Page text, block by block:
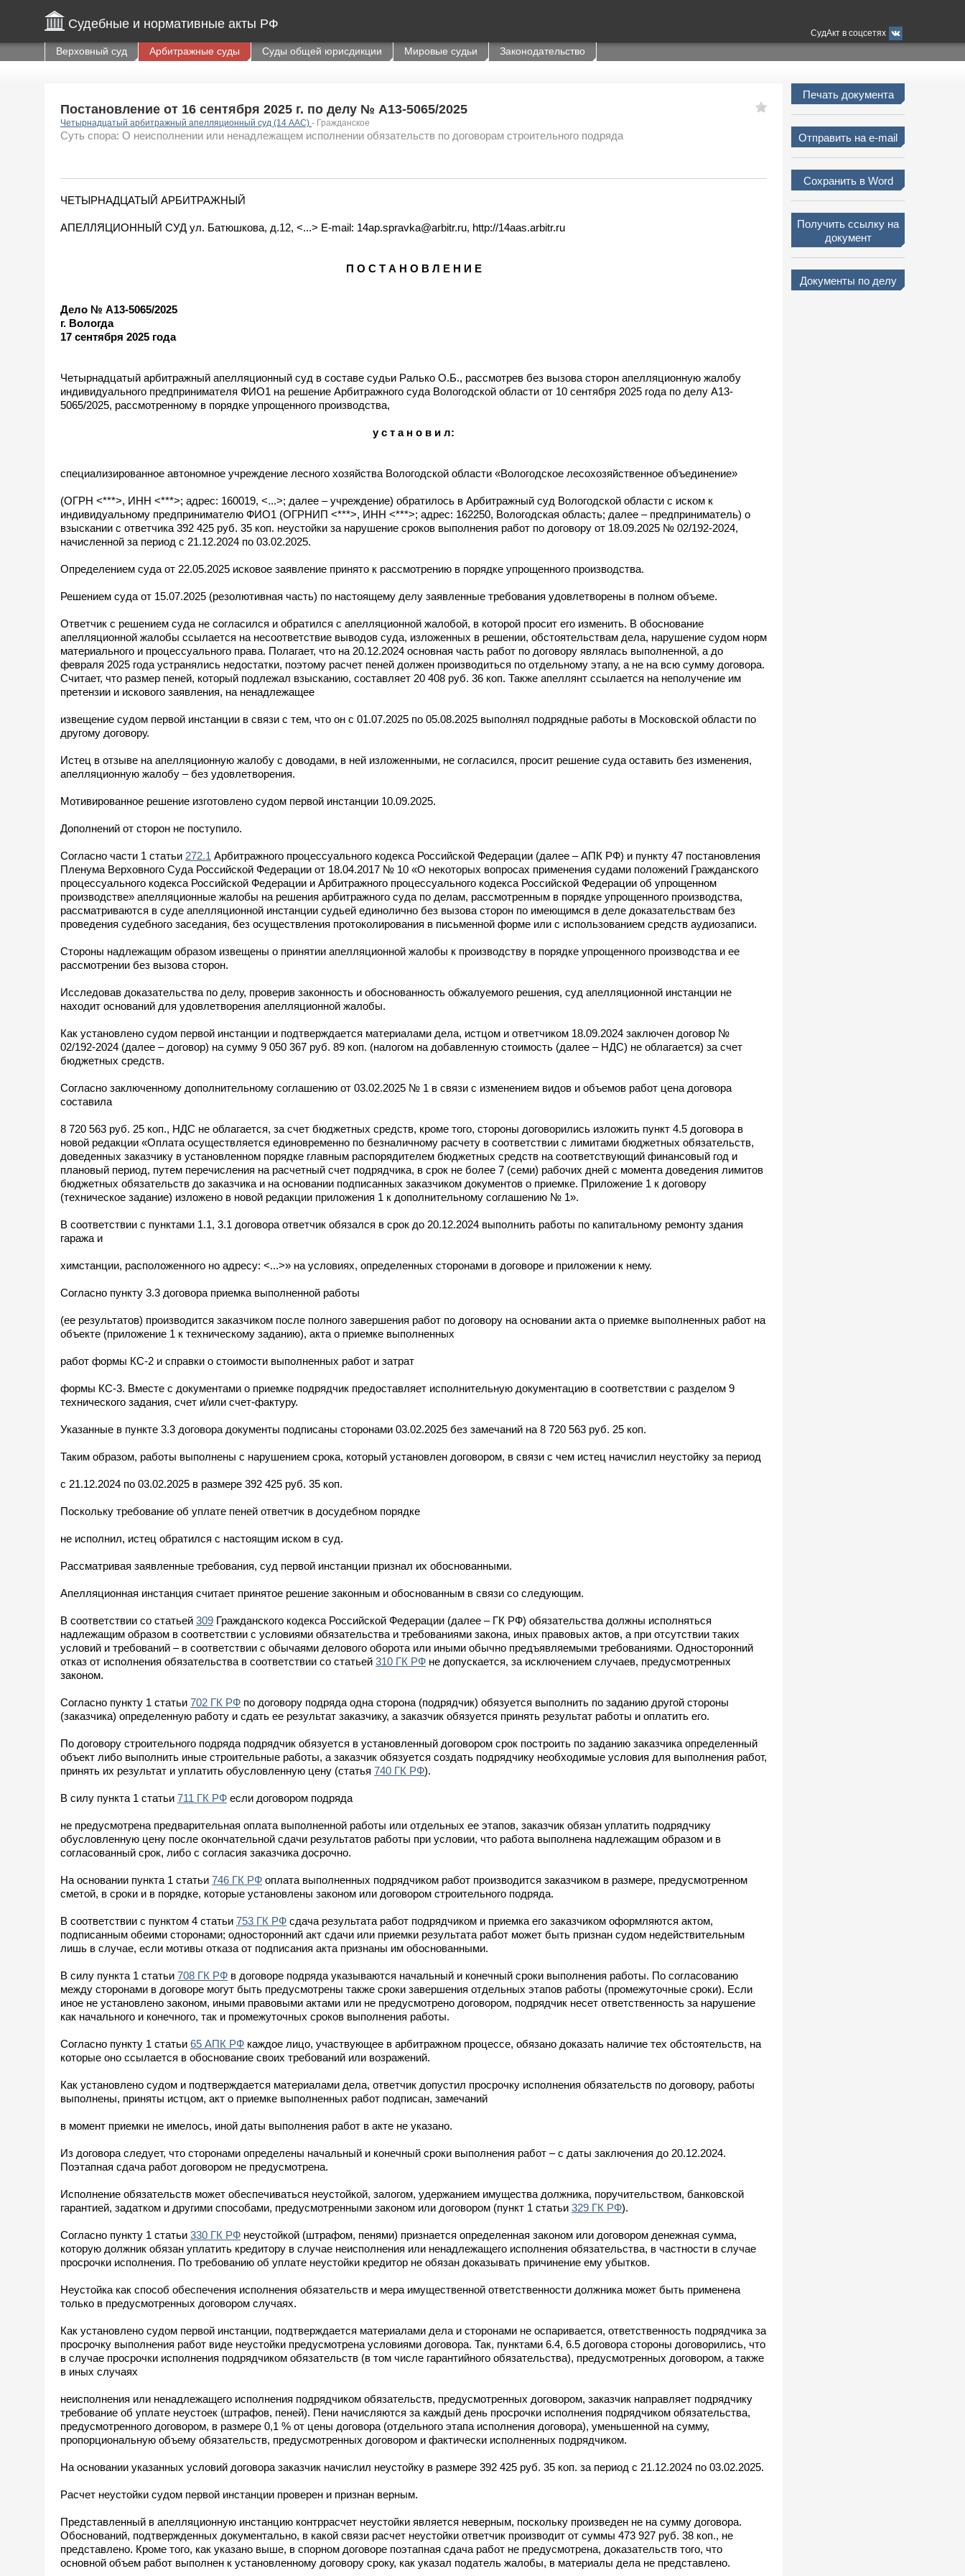
Судебные и нормативные акты РФ
СудАкт в соцсетях
Верховный суд Арбитражные суды Суды общей юрисдикции Мировые судьи Законодательство
Постановление от 16 сентября 2025 г. по делу № А13-5065/2025
Четырнадцатый арбитражный апелляционный суд (14 ААС) - Гражданское
Суть спора: О неисполнении или ненадлежащем исполнении обязательств по договорам строительного подряда
ЧЕТЫРНАДЦАТЫЙ АРБИТРАЖНЫЙ
АПЕЛЛЯЦИОННЫЙ СУД ул. Батюшкова, д.12, <...> E-mail: 14ap.spravka@arbitr.ru, http://14aas.arbitr.ru
П О С Т А Н О В Л Е Н И Е
Дело № А13-5065/2025
г. Вологда
17 сентября 2025 года
Четырнадцатый арбитражный апелляционный суд в составе судьи Ралько О.Б., рассмотрев без вызова сторон апелляционную жалобу
индивидуального предпринимателя ФИО1 на решение Арбитражного суда Вологодской области от 10 сентября 2025 года по делу А13-
5065/2025, рассмотренному в порядке упрощенного производства,
у с т а н о в и л:
специализированное автономное учреждение лесного хозяйства Вологодской области «Вологодское лесохозяйственное объединение»
(ОГРН <***>, ИНН <***>; адрес: 160019, <...>; далее – учреждение) обратилось в Арбитражный суд Вологодской области с иском к
индивидуальному предпринимателю ФИО1 (ОГРНИП <***>, ИНН <***>; адрес: 162250, Вологодская область; далее – предприниматель) о
взыскании с ответчика 392 425 руб. 35 коп. неустойки за нарушение сроков выполнения работ по договору от 18.09.2025 № 02/192-2024,
начисленной за период с 21.12.2024 по 03.02.2025.
Определением суда от 22.05.2025 исковое заявление принято к рассмотрению в порядке упрощенного производства.
Решением суда от 15.07.2025 (резолютивная часть) по настоящему делу заявленные требования удовлетворены в полном объеме.
Ответчик с решением суда не согласился и обратился с апелляционной жалобой, в которой просит его изменить. В обоснование
апелляционной жалобы ссылается на несоответствие выводов суда, изложенных в решении, обстоятельствам дела, нарушение судом норм
материального и процессуального права. Полагает, что на 20.12.2024 основная часть работ по договору являлась выполненной, а до
февраля 2025 года устранялись недостатки, поэтому расчет пеней должен производиться по отдельному этапу, а не на всю сумму договора.
Считает, что размер пеней, который подлежал взысканию, составляет 20 408 руб. 36 коп. Также апеллянт ссылается на неполучение им
претензии и искового заявления, на ненадлежащее
извещение судом первой инстанции в связи с тем, что он с 01.07.2025 по 05.08.2025 выполнял подрядные работы в Московской области по
другому договору.
Истец в отзыве на апелляционную жалобу с доводами, в ней изложенными, не согласился, просит решение суда оставить без изменения,
апелляционную жалобу – без удовлетворения.
Мотивированное решение изготовлено судом первой инстанции 10.09.2025.
Дополнений от сторон не поступило.
Согласно части 1 статьи 272.1 Арбитражного процессуального кодекса Российской Федерации (далее – АПК РФ) и пункту 47 постановления
Пленума Верховного Суда Российской Федерации от 18.04.2017 № 10 «О некоторых вопросах применения судами положений Гражданского
процессуального кодекса Российской Федерации и Арбитражного процессуального кодекса Российской Федерации об упрощенном
производстве» апелляционные жалобы на решения арбитражного суда по делам, рассмотренным в порядке упрощенного производства,
рассматриваются в суде апелляционной инстанции судьей единолично без вызова сторон по имеющимся в деле доказательствам без
проведения судебного заседания, без осуществления протоколирования в письменной форме или с использованием средств аудиозаписи.
Стороны надлежащим образом извещены о принятии апелляционной жалобы к производству в порядке упрощенного производства и ее
рассмотрении без вызова сторон.
Исследовав доказательства по делу, проверив законность и обоснованность обжалуемого решения, суд апелляционной инстанции не
находит оснований для удовлетворения апелляционной жалобы.
Как установлено судом первой инстанции и подтверждается материалами дела, истцом и ответчиком 18.09.2024 заключен договор №
02/192-2024 (далее – договор) на сумму 9 050 367 руб. 89 коп. (налогом на добавленную стоимость (далее – НДС) не облагается) за счет
бюджетных средств.
Согласно заключенному дополнительному соглашению от 03.02.2025 № 1 в связи с изменением видов и объемов работ цена договора
составила
8 720 563 руб. 25 коп., НДС не облагается, за счет бюджетных средств, кроме того, стороны договорились изложить пункт 4.5 договора в
новой редакции «Оплата осуществляется единовременно по безналичному расчету в соответствии с лимитами бюджетных обязательств,
доведенных заказчику в установленном порядке главным распорядителем бюджетных средств на соответствующий финансовый год и
плановый период, путем перечисления на расчетный счет подрядчика, в срок не более 7 (семи) рабочих дней с момента доведения лимитов
бюджетных обязательств до заказчика и на основании подписанных заказчиком документов о приемке. Приложение 1 к договору
(техническое задание) изложено в новой редакции приложения 1 к дополнительному соглашению № 1».
В соответствии с пунктами 1.1, 3.1 договора ответчик обязался в срок до 20.12.2024 выполнить работы по капитальному ремонту здания
гаража и
химстанции, расположенного но адресу: <...>» на условиях, определенных сторонами в договоре и приложении к нему.
Согласно пункту 3.3 договора приемка выполненной работы
(ее результатов) производится заказчиком после полного завершения работ по договору на основании акта о приемке выполненных работ на
объекте (приложение 1 к техническому заданию), акта о приемке выполненных
работ формы КС-2 и справки о стоимости выполненных работ и затрат
формы КС-3. Вместе с документами о приемке подрядчик предоставляет исполнительную документацию в соответствии с разделом 9
технического задания, счет и/или счет-фактуру.
Указанные в пункте 3.3 договора документы подписаны сторонами 03.02.2025 без замечаний на 8 720 563 руб. 25 коп.
Таким образом, работы выполнены с нарушением срока, который установлен договором, в связи с чем истец начислил неустойку за период
с 21.12.2024 по 03.02.2025 в размере 392 425 руб. 35 коп.
Поскольку требование об уплате пеней ответчик в досудебном порядке
не исполнил, истец обратился с настоящим иском в суд.
Рассматривая заявленные требования, суд первой инстанции признал их обоснованными.
Апелляционная инстанция считает принятое решение законным и обоснованным в связи со следующим.
В соответствии со статьей 309 Гражданского кодекса Российской Федерации (далее – ГК РФ) обязательства должны исполняться
надлежащим образом в соответствии с условиями обязательства и требованиями закона, иных правовых актов, а при отсутствии таких
условий и требований – в соответствии с обычаями делового оборота или иными обычно предъявляемыми требованиями. Односторонний
отказ от исполнения обязательства в соответствии со статьей 310 ГК РФ не допускается, за исключением случаев, предусмотренных
законом.
Согласно пункту 1 статьи 702 ГК РФ по договору подряда одна сторона (подрядчик) обязуется выполнить по заданию другой стороны
(заказчика) определенную работу и сдать ее результат заказчику, а заказчик обязуется принять результат работы и оплатить его.
По договору строительного подряда подрядчик обязуется в установленный договором срок построить по заданию заказчика определенный
объект либо выполнить иные строительные работы, а заказчик обязуется создать подрядчику необходимые условия для выполнения работ,
принять их результат и уплатить обусловленную цену (статья 740 ГК РФ).
В силу пункта 1 статьи 711 ГК РФ если договором подряда
не предусмотрена предварительная оплата выполненной работы или отдельных ее этапов, заказчик обязан уплатить подрядчику
обусловленную цену после окончательной сдачи результатов работы при условии, что работа выполнена надлежащим образом и в
согласованный срок, либо с согласия заказчика досрочно.
На основании пункта 1 статьи 746 ГК РФ оплата выполненных подрядчиком работ производится заказчиком в размере, предусмотренном
сметой, в сроки и в порядке, которые установлены законом или договором строительного подряда.
В соответствии с пунктом 4 статьи 753 ГК РФ сдача результата работ подрядчиком и приемка его заказчиком оформляются актом,
подписанным обеими сторонами; односторонний акт сдачи или приемки результата работ может быть признан судом недействительным
лишь в случае, если мотивы отказа от подписания акта признаны им обоснованными.
В силу пункта 1 статьи 708 ГК РФ в договоре подряда указываются начальный и конечный сроки выполнения работы. По согласованию
между сторонами в договоре могут быть предусмотрены также сроки завершения отдельных этапов работы (промежуточные сроки). Если
иное не установлено законом, иными правовыми актами или не предусмотрено договором, подрядчик несет ответственность за нарушение
как начального и конечного, так и промежуточных сроков выполнения работы.
Согласно пункту 1 статьи 65 АПК РФ каждое лицо, участвующее в арбитражном процессе, обязано доказать наличие тех обстоятельств, на
которые оно ссылается в обоснование своих требований или возражений.
Как установлено судом и подтверждается материалами дела, ответчик допустил просрочку исполнения обязательств по договору, работы
выполнены, приняты истцом, акт о приемке выполненных работ подписан, замечаний
в момент приемки не имелось, иной даты выполнения работ в акте не указано.
Из договора следует, что сторонами определены начальный и конечный сроки выполнения работ – с даты заключения до 20.12.2024.
Поэтапная сдача работ договором не предусмотрена.
Исполнение обязательств может обеспечиваться неустойкой, залогом, удержанием имущества должника, поручительством, банковской
гарантией, задатком и другими способами, предусмотренными законом или договором (пункт 1 статьи 329 ГК РФ).
Согласно пункту 1 статьи 330 ГК РФ неустойкой (штрафом, пенями) признается определенная законом или договором денежная сумма,
которую должник обязан уплатить кредитору в случае неисполнения или ненадлежащего исполнения обязательства, в частности в случае
просрочки исполнения. По требованию об уплате неустойки кредитор не обязан доказывать причинение ему убытков.
Неустойка как способ обеспечения исполнения обязательств и мера имущественной ответственности должника может быть применена
только в предусмотренных договором случаях.
Как установлено судом первой инстанции, подтверждается материалами дела и сторонами не оспаривается, ответственность подрядчика за
просрочку выполнения работ виде неустойки предусмотрена условиями договора. Так, пунктами 6.4, 6.5 договора стороны договорились, что
в случае просрочки исполнения подрядчиком обязательств (в том числе гарантийного обязательства), предусмотренных договором, а также
в иных случаях
неисполнения или ненадлежащего исполнения подрядчиком обязательств, предусмотренных договором, заказчик направляет подрядчику
требование об уплате неустоек (штрафов, пеней). Пени начисляются за каждый день просрочки исполнения подрядчиком обязательства,
предусмотренного договором, в размере 0,1 % от цены договора (отдельного этапа исполнения договора), уменьшенной на сумму,
пропорциональную объему обязательств, предусмотренных договором и фактически исполненных подрядчиком.
На основании указанных условий договора заказчик начислил неустойку в размере 392 425 руб. 35 коп. за период с 21.12.2024 по 03.02.2025.
Расчет неустойки судом первой инстанции проверен и признан верным.
Представленный в апелляционную инстанцию контррасчет неустойки является неверным, поскольку произведен не на сумму договора.
Обоснований, подтвержденных документально, в какой связи расчет неустойки ответчик производит от суммы 473 927 руб. 38 коп., не
представлено. Кроме того, как указано выше, в спорном договоре поэтапная сдача работ не предусмотрена, доказательств того, что
основной объем работ выполнен к установленному договору сроку, как указал податель жалобы, в материалы дела не представлено.
Печать документа
Отправить на e-mail
Сохранить в Word
Получить ссылку на
документ
Документы по делу